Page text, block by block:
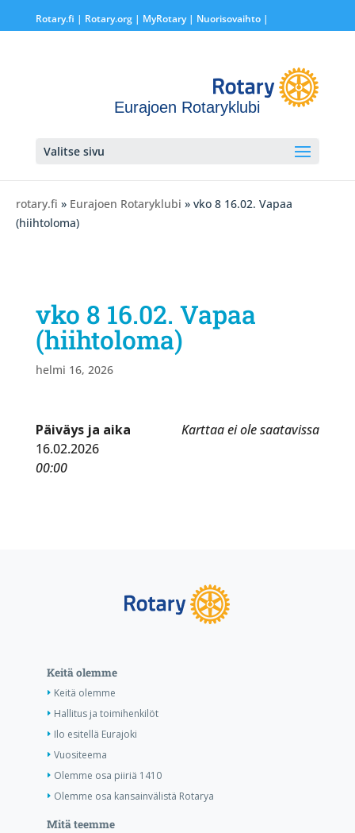
Rotary.fi | Rotary.org| MyRotary | Nuorisovaihto|
Eurajoen Rotaryklubi
Valitse sivu
rotary.fi » Eurajoen Rotaryklubi » vko 8 16.02. Vapaa
(hiihtoloma)
vko 8 16.02. Vapaa
(hiihtoloma)
helmi 16, 2026
Karttaa ei ole saatavissa
Päiväys ja aika
16.02.2026
00:00
Keitä olemme
Keitä olemme
Hallitus ja toimihenkilöt
Ilo esitellä Eurajoki
Vuositeema
Olemme osa piiriä 1410
Olemme osa kansainvälistä Rotarya
Mitä teemme